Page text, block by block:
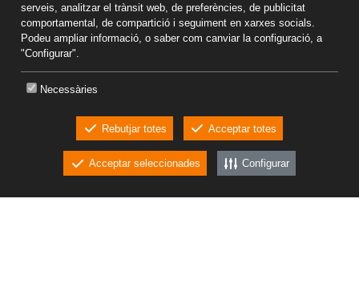
Direção
Ctra. C-17z, Km 72.5,
08508 Les Masies de Voltregà
+34 938 502 727
promic@promic.es
serveis, analitzar el trànsit web, de preferències, de publicitat
comportamental, de compartició i seguiment en xarxes socials.
Podeu ampliar informació, o saber com canviar la configuració, a
"Configurar".
Necessàries
Rebutjar totes Acceptar totes
Acceptar seleccionades Configurar